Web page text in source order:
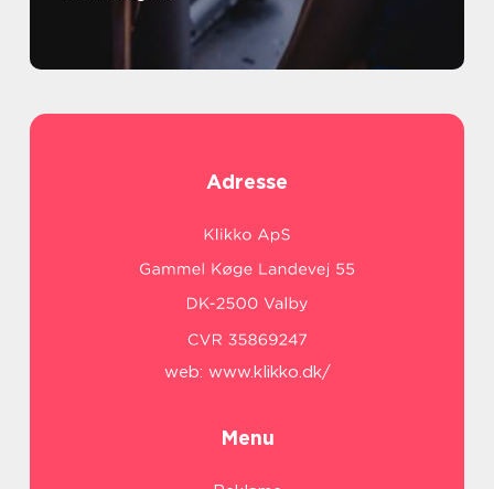
Adresse
web: www.klikko.dk/
Menu